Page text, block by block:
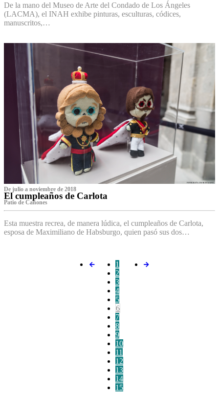
De la mano del Museo de Arte del Condado de Los Ángeles
(LACMA), el INAH exhibe pinturas, esculturas, códices,
manuscritos,…
De julio a noviembre de 2018
El cumpleaños de Carlota
Patio de Cañones
Esta muestra recrea, de manera lúdica, el cumpleaños de Carlota,
esposa de Maximiliano de Habsburgo, quien pasó sus dos…
1
2
3
4
5
6
7
8
9
10
11
12
13
14
15